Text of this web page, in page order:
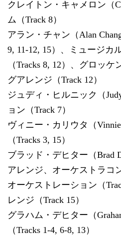
クレイトン・キャメロン（
ム（Track 8）
アラン・チャン（Alan
9, 11-12, 15）、ミュージカ
（Tracks 8, 12）、グロッ
グアレンジ（Track 12）
ジュディ・ヒルニック（
ョン（Track 7）
ヴィニー・カリウタ（
（Tracks 3, 15）
ブラッド・デヒター（Brad
アレンジ、オーケストラコ
オーケストレーション（
レンジ（Track 15）
グラハム・デヒター（
（Tracks 1-4, 6-8, 13）